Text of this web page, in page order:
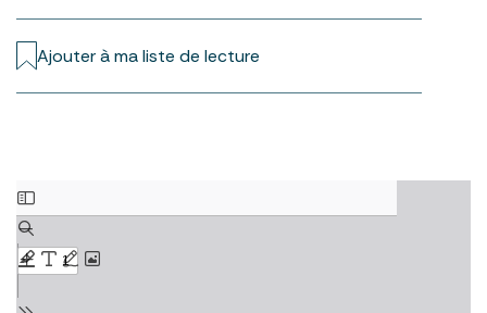
Ajouter à ma liste de lecture